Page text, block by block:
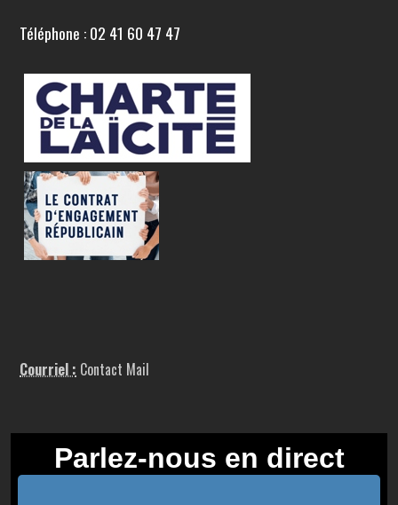
Téléphone : 02 41 60 47 47
Courriel : Contact Mail